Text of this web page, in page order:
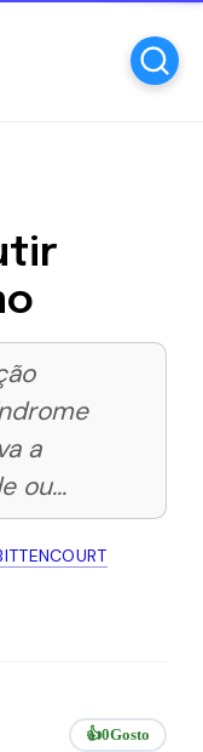
a
ou...
👍0Gosto